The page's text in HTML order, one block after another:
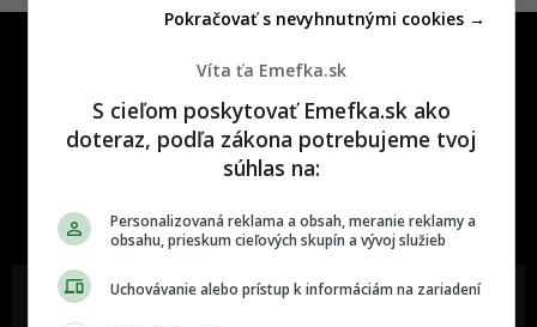
One time najzábavnejšie miesto na
najzabávnejšie miesto na svete
Víta ťa Emefka.sk
S cieľom poskytovať Emefka.sk ako
doteraz, podľa zákona potrebujeme tvoj
súhlas na:
Personalizovaná reklama a obsah, meranie reklamy a
obsahu, prieskum cieľových skupín a vývoj služieb
Uchovávanie alebo prístup k informáciám na zariadení
Pokračovať s nevyhnutnými cookies →